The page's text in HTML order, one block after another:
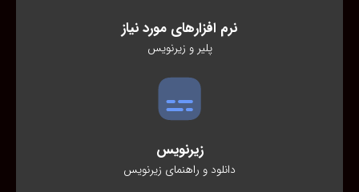
نرم افزارهای مورد نیاز
پلیر و زیرنویس
زیرنویس
دانلود و راهنمای زیرنویس